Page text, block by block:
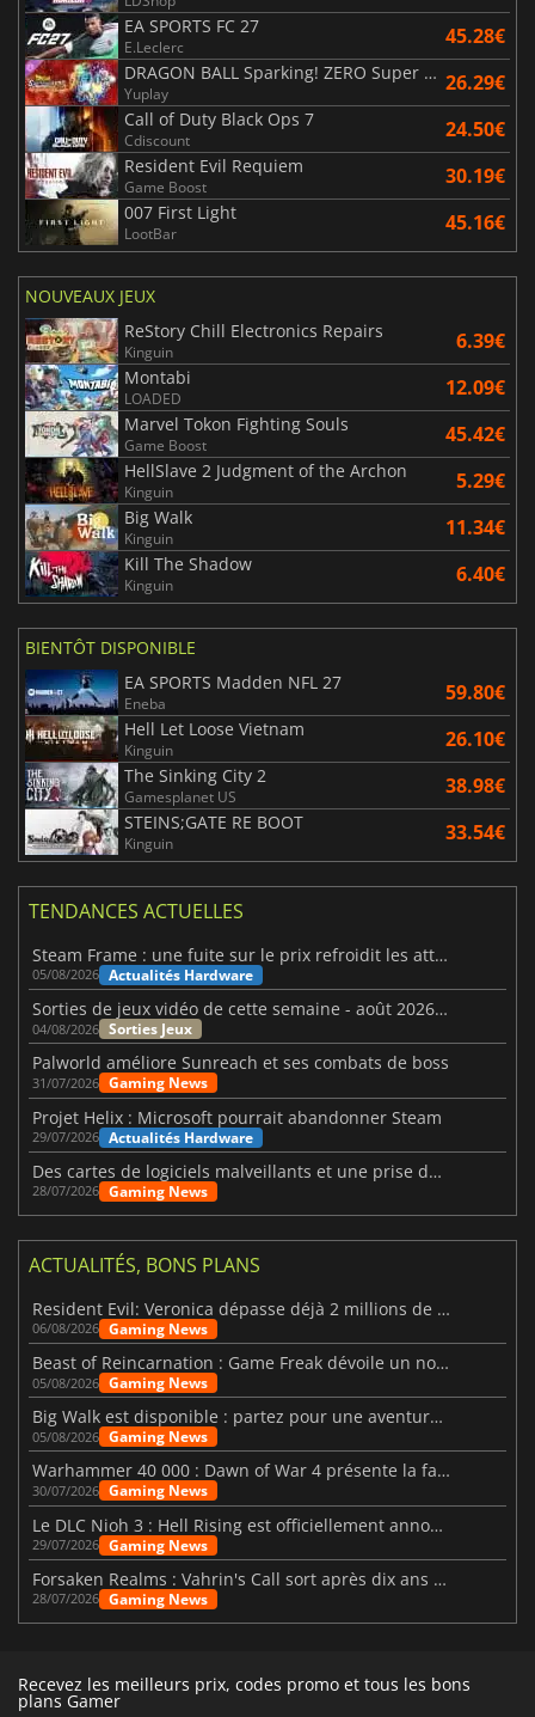
EA SPORTS FC 27
E.Leclerc 45.28€
DRAGON BALL Sparking! ZERO Super Limit Breaking NEO
Yuplay 26.29€
Call of Duty Black Ops 7
Cdiscount 24.50€
Resident Evil Requiem
Game Boost 30.19€
007 First Light
LootBar 45.16€
NOUVEAUX JEUX
ReStory Chill Electronics Repairs
Kinguin 6.39€
Montabi
LOADED 12.09€
Marvel Tokon Fighting Souls
Game Boost 45.42€
HellSlave 2 Judgment of the Archon
Kinguin 5.29€
Big Walk
Kinguin 11.34€
Kill The Shadow
Kinguin 6.40€
BIENTÔT DISPONIBLE
EA SPORTS Madden NFL 27
Eneba 59.80€
Hell Let Loose Vietnam
Kinguin 26.10€
The Sinking City 2
Gamesplanet US 38.98€
STEINS;GATE RE BOOT
Kinguin 33.54€
TENDANCES ACTUELLES
Steam Frame : une fuite sur le prix refroidit les attentes VR
05/08/2026 Actualités Hardware
Sorties de jeux vidéo de cette semaine - août 2026 (semaine 32)
04/08/2026 Sorties Jeux
Palworld améliore Sunreach et ses combats de boss
31/07/2026 Gaming News
Projet Helix : Microsoft pourrait abandonner Steam
29/07/2026 Actualités Hardware
Des cartes de logiciels malveillants et une prise de contrôle de Discord ont touché Meccha Chameleon
28/07/2026 Gaming News
ACTUALITÉS, BONS PLANS
Resident Evil: Veronica dépasse déjà 2 millions de wishlists
06/08/2026 Gaming News
Beast of Reincarnation : Game Freak dévoile un nouveau pari
05/08/2026 Gaming News
Big Walk est disponible : partez pour une aventure entre amis
05/08/2026 Gaming News
Warhammer 40 000 : Dawn of War 4 présente la faction des Nécrons
30/07/2026 Gaming News
Le DLC Nioh 3 : Hell Rising est officiellement annoncé
29/07/2026 Gaming News
Forsaken Realms : Vahrin's Call sort après dix ans de développement
28/07/2026 Gaming News
Recevez les meilleurs prix, codes promo et tous les bons
plans Gamer